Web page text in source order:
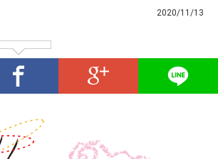
2020/11/13